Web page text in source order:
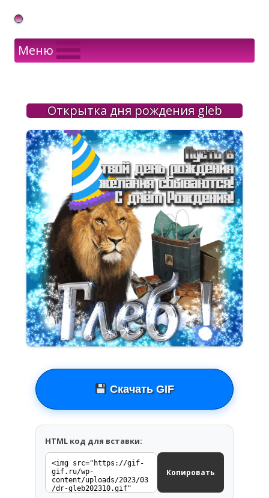
Gif Открытки в подарок
Меню
Открытка дня рождения gleb
Скачать GIF
HTML код для вставки:
Копировать